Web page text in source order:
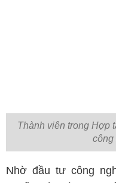
Thành viên trong Hợp
công
Nhờ đầu tư công